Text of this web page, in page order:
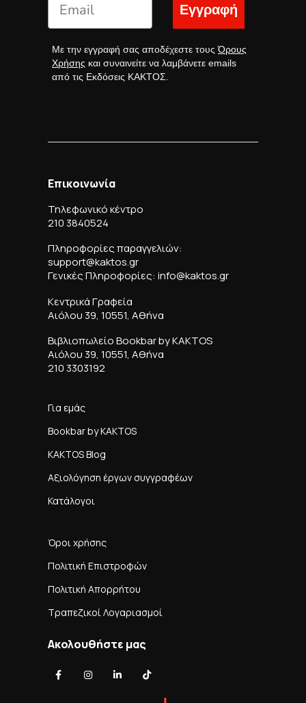
Εγγραφή
Με την εγγραφή σας αποδέχεστε τουςΌρους
Χρήσης και συναινείτε να λαμβάνετε emails
από τις Εκδόσεις ΚΑΚΤΟΣ.
Επικοινωνία
Τηλεφωνικό κέντρο
210 3840524
Πληροφορίες παραγγελιών:
support@kaktos.gr
Γενικές Πληροφορίες: info@kaktos.gr
Κεντρικά Γραφεία
Αιόλου 39, 10551, Αθήνα
Βιβλιοπωλείο Bookbar by KAKTOS
Αιόλου 39, 10551, Αθήνα
210 3303192
Για εμάς
Bookbar by KAKTOS
KAKTOS Blog
Αξιολόγηση έργων συγγραφέων
Κατάλογοι
Όροι χρήσης
Πολιτική Επιστροφών
Πολιτική Απορρήτου
Τραπεζικοί Λογαριασμοί
Ακολουθήστε μας